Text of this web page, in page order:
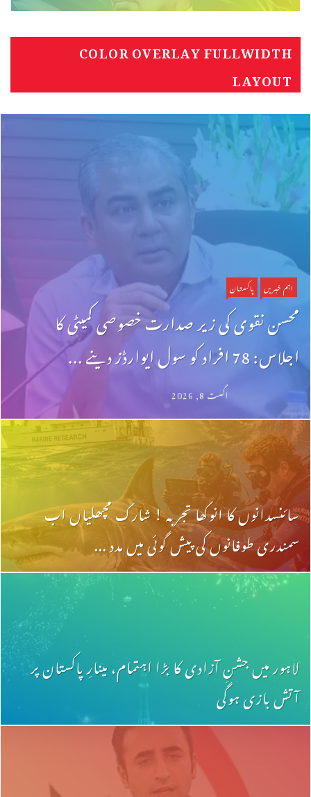
COLOR OVERLAY FULLWIDTH
LAYOUT
اہم خبریں پاکستان
محسن نقوی کی زیر صدارت خصوصی کمیٹی کا
اجلاس: 78 افراد کو سول ایوارڈز دینے ...
اگست 8, 2026
سائنسدانوں کا انوکھا تجربہ ! شارک مچھلیاں اب
سمندری طوفانوں کی پیش گوئی میں مدد ...
لاہور میں جشنِ آزادی کا بڑا اہتمام، مینارِ پاکستان پر
آتش بازی ہوگی